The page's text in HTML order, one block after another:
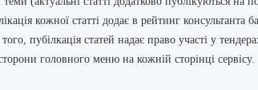
кожної статті додає в рейтинг консультанта
пубілкація статей надає право участі у
головного меню на кожній сторінці сервісу.